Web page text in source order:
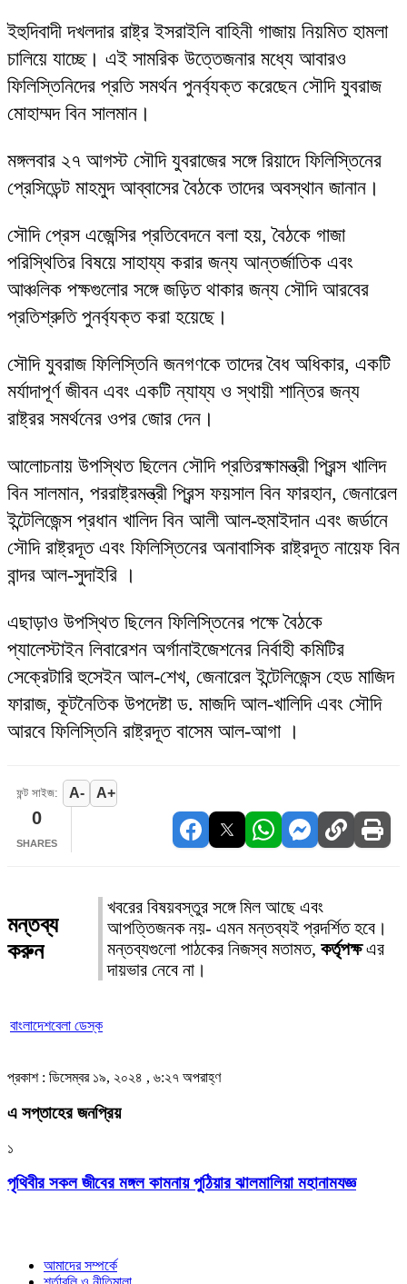
ইহুদিবাদী দখলদার রাষ্ট্র ইসরাইলি বাহিনী গাজায় নিয়মিত হামলা
চালিয়ে যাচ্ছে। এই সামরিক উত্তেজনার মধ্যে আবারও
ফিলিস্তিনিদের প্রতি সমর্থন পুনর্ব্যক্ত করেছেন সৌদি যুবরাজ
মোহাম্মদ বিন সালমান।
মঙ্গলবার ২৭ আগস্ট সৌদি যুবরাজের সঙ্গে রিয়াদে ফিলিস্তিনের
প্রেসিডেন্ট মাহমুদ আব্বাসের বৈঠকে তাদের অবস্থান জানান।
সৌদি প্রেস এজেন্সির প্রতিবেদনে বলা হয়, বৈঠকে গাজা
পরিস্থিতির বিষয়ে সাহায্য করার জন্য আন্তর্জাতিক এবং
আঞ্চলিক পক্ষগুলোর সঙ্গে জড়িত থাকার জন্য সৌদি আরবের
প্রতিশ্রুতি পুনর্ব্যক্ত করা হয়েছে।
সৌদি যুবরাজ ফিলিস্তিনি জনগণকে তাদের বৈধ অধিকার, একটি
মর্যাদাপূর্ণ জীবন এবং একটি ন্যায্য ও স্থায়ী শান্তির জন্য
রাষ্ট্রর সমর্থনের ওপর জোর দেন।
আলোচনায় উপস্থিত ছিলেন সৌদি প্রতিরক্ষামন্ত্রী প্রিন্স খালিদ
বিন সালমান, পররাষ্ট্রমন্ত্রী প্রিন্স ফয়সাল বিন ফারহান, জেনারেল
ইন্টেলিজেন্স প্রধান খালিদ বিন আলী আল-হুমাইদান এবং জর্ডানে
সৌদি রাষ্ট্রদূত এবং ফিলিস্তিনের অনাবাসিক রাষ্ট্রদূত নায়েফ বিন
বান্দর আল-সুদাইরি ।
এছাড়াও উপস্থিত ছিলেন ফিলিস্তিনের পক্ষে বৈঠকে
প্যালেস্টাইন লিবারেশন অর্গানাইজেশনের নির্বাহী কমিটির
সেক্রেটারি হুসেইন আল-শেখ, জেনারেল ইন্টেলিজেন্স হেড মাজিদ
ফারাজ, কূটনৈতিক উপদেষ্টা ড. মাজদি আল-খালিদি এবং সৌদি
আরবে ফিলিস্তিনি রাষ্ট্রদূত বাসেম আল-আগা ।
ফন্ট সাইজ: A- A+
0
SHARES
মন্তব্য
করুন
খবরের বিষয়বস্তুর সঙ্গে মিল আছে এবং
আপত্তিজনক নয়- এমন মন্তব্যই প্রদর্শিত হবে।
মন্তব্যগুলো পাঠকের নিজস্ব মতামত, কর্তৃপক্ষএর
দায়ভার নেবে না।
বাংলাদেশবেলা ডেস্ক
প্রকাশ : ডিসেম্বর ১৯, ২০২৪ , ৬:২৭ অপরাহ্ণ
এ সপ্তাহের জনপ্রিয়
১
পৃথিবীর সকল জীবের মঙ্গল কামনায় পুঠিয়ার ঝালমালিয়া মহানামযজ্ঞ
আমাদের সম্পর্কে